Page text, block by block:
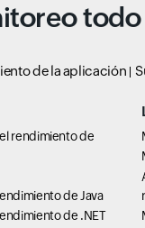
de la aplicación
rendimiento de
de Java
de .NET